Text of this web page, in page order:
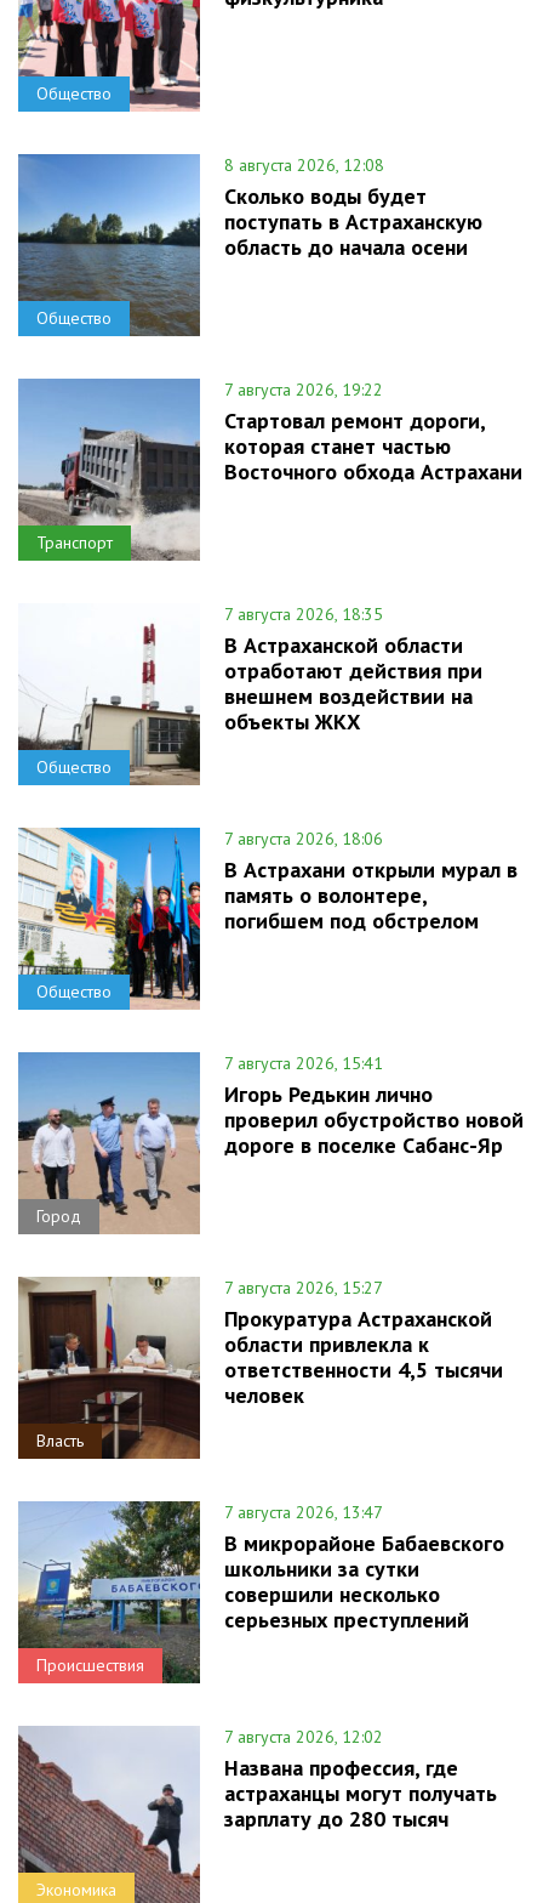
Общество
Общество
8 августа 2026, 12:08
Сколько воды будет
поступать в Астраханскую
область до начала осени
Транспорт
7 августа 2026, 19:22
Стартовал ремонт дороги,
которая станет частью
Восточного обхода Астрахани
Общество
7 августа 2026, 18:35
В Астраханской области
отработают действия при
внешнем воздействии на
объекты ЖКХ
Общество
7 августа 2026, 18:06
В Астрахани открыли мурал в
память о волонтере,
погибшем под обстрелом
Город
7 августа 2026, 15:41
Игорь Редькин лично
проверил обустройство новой
дороге в поселке Сабанс-Яр
Власть
7 августа 2026, 15:27
Прокуратура Астраханской
области привлекла к
ответственности 4,5 тысячи
человек
Происшествия
7 августа 2026, 13:47
В микрорайоне Бабаевского
школьники за сутки
совершили несколько
серьезных преступлений
Экономика
7 августа 2026, 12:02
Названа профессия, где
астраханцы могут получать
зарплату до 280 тысяч